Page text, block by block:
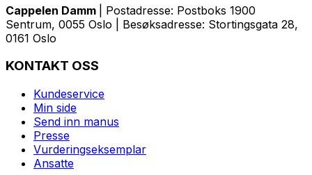
Cappelen Damm
| Postadresse: Postboks 1900
Sentrum, 0055 Oslo | Besøksadresse: Stortingsgata 28,
0161 Oslo
KONTAKT OSS
Kundeservice
Min side
Send inn manus
Presse
Vurderingseksemplar
Ansatte